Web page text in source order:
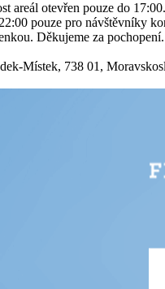
areál otevřen pouze do
pouze pro návštěvníky
Děkujeme za pochopení.
Místek, 738 01 ,